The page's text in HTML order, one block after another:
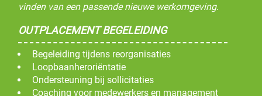
vinden van een passende nieuwe werkomgeving.
OUTPLACEMENT BEGELEIDING
Begeleiding tijdens reorganisaties
Loopbaanheroriëntatie
Ondersteuning bij sollicitaties
Coaching voor medewerkers en management